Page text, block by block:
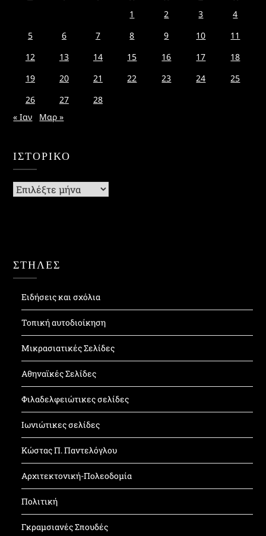
1
2 3
4
5
6 7 8 9 10
11
12
13 14 15 16 17
18
19
20 21 22 23 24
25
26
27
28
« Ιαν
Μαρ »
ΙΣΤΟΡΙΚΌ
Ιστορικό
ΣΤΗΛΕΣ
Ειδήσεις και σχόλια
Τοπική αυτοδιοίκηση
Μικρασιατικές Σελίδες
Αθηναϊκές Σελίδες
Φιλαδελφειώτικες σελίδες
Ιωνιώτικες σελίδες
Κώστας Π. Παντελόγλου
Αρχιτεκτονική-Πολεοδομία
Πολιτική
Γκραμσιανές Σπουδές